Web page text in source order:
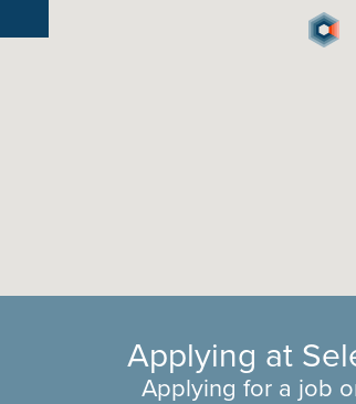
Applying at
Applying for a job